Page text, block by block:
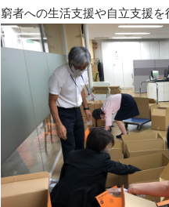
窮者への生活支援や自立支援を